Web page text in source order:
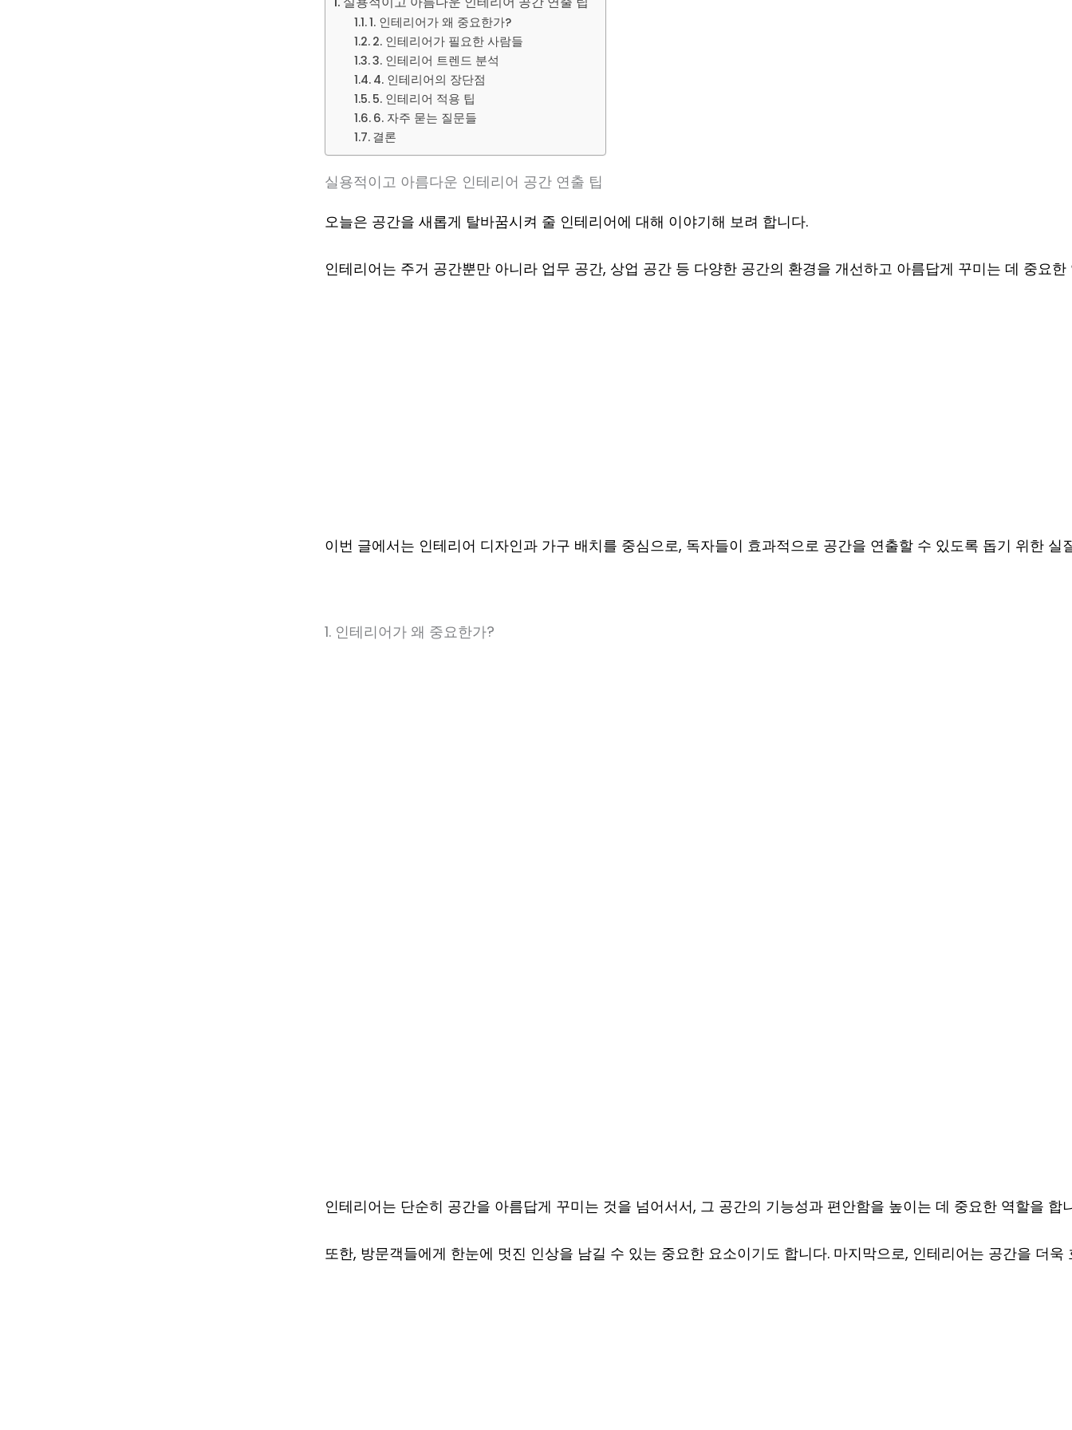
1. 인테리어가 왜 중요한가?
2. 인테리어가 필요한 사람들
3. 인테리어 트렌드 분석
4. 인테리어의 장단점
5. 인테리어 적용 팁
6. 자주 묻는 질문들
결론
실용적이고 아름다운 인테리어 공간 연출 팁
오늘은 공간을 새롭게 탈바꿈시켜 줄 인테리어에 대해 이야기해 보려 합니다.
인테리어는 주거 공간뿐만 아니라 업무 공간, 상업 공간 등 다양한 공간의 환경을 개선하고 아름답게 꾸미는 데 중
이번 글에서는 인테리어 디자인과 가구 배치를 중심으로, 독자들이 효과적으로 공간을 연출할 수 있도록 돕기 위한
1. 인테리어가 왜 중요한가?
인테리어는 단순히 공간을 아름답게 꾸미는 것을 넘어서서, 그 공간의 기능성과 편안함을 높이는 데 중요한 역할을
또한, 방문객들에게 한눈에 멋진 인상을 남길 수 있는 중요한 요소이기도 합니다. 마지막으로, 인테리어는 공간을